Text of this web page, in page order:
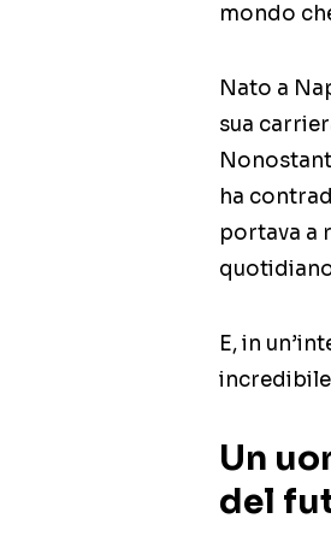
mondo
Nato a
sua
ha
portava a
E, in
incredibile
Un
del